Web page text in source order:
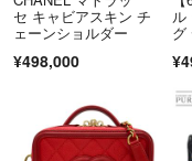
年中無休24時間受付して
セ キャビアスキン チ
ェーンショルダー
¥498,000
ル
グ
ン
ス